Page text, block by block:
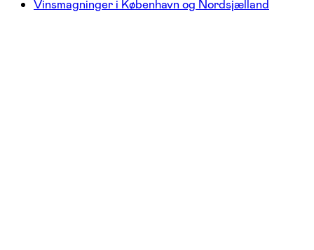
Vinsmagninger i København og Nordsjælland